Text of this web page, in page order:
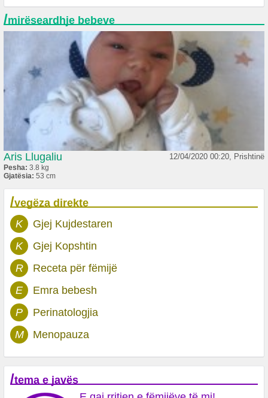
/mirëseardhje bebeve
Aris Llugaliu 12/04/2020 00:20, Prishtinë
Pesha: 3.8 kg
Gjatësia: 53 cm
/vegëza direkte
K
Gjej Kujdestaren
K
Gjej Kopshtin
R
Receta për fëmijë
E
Emra bebesh
P
Perinatologjia
M
Menopauza
/tema e javës